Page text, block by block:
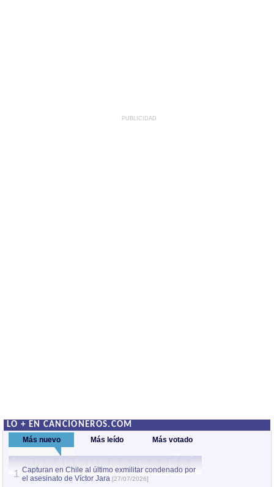
PUBLICIDAD
LO + EN CANCIONEROS.COM
Más nuevo Más leído Más votado
1 Capturan en Chile al último exmilitar condenado por
el asesinato de Víctor Jara [27/07/2026]